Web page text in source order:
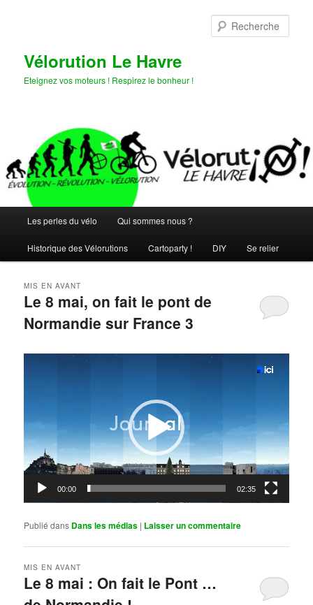
Vélorution Le Havre
Eteignez vos moteurs ! Respirez le bonheur !
principal
Les perles du vélo Qui sommes nous ?
Historique des Vélorutions Cartoparty ! DIY Se relier
Le 8 mai, on fait le pont de
Normandie sur France 3
MIS EN AVANT
00:00 02:35
Publié dans Dans les médias | Laisser un commentaire
Le 8 mai : On fait le Pont …
MIS EN AVANT